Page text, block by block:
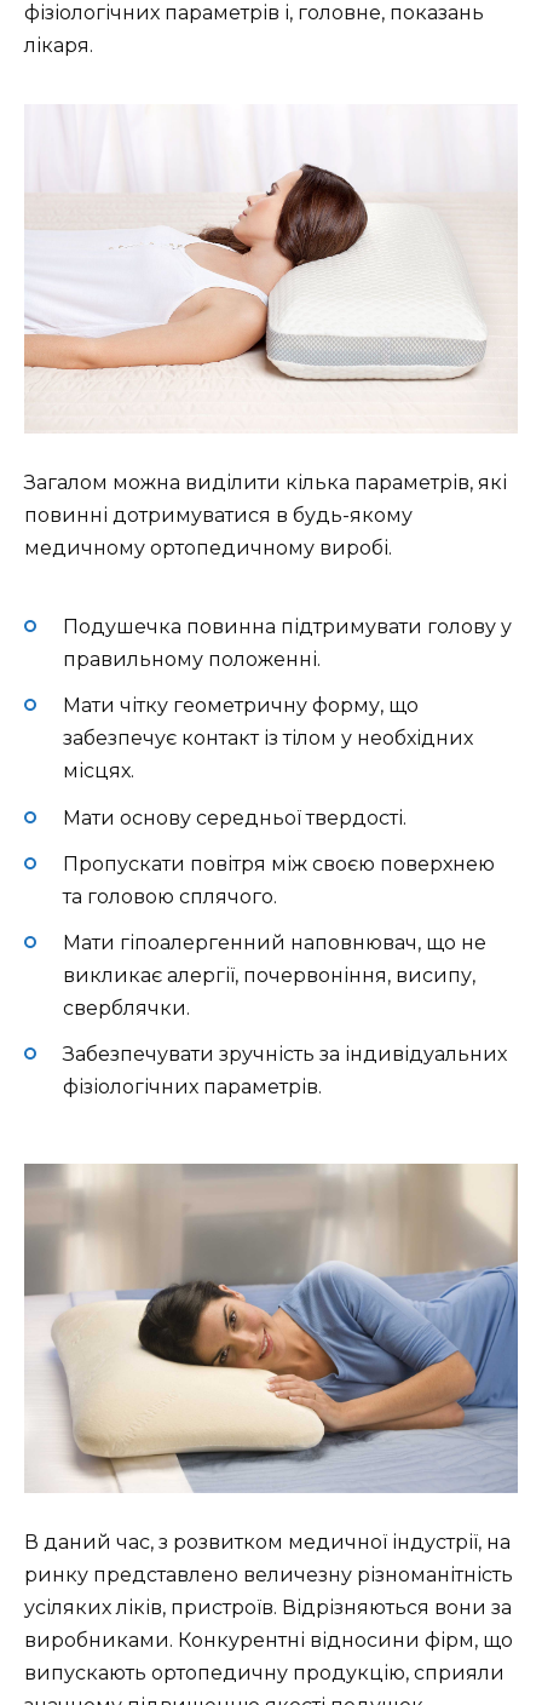
фізіологічних параметрів і, головне, показань
лікаря.
Загалом можна виділити кілька параметрів, які
повинні дотримуватися в будь-якому
медичному ортопедичному виробі.
Подушечка повинна підтримувати голову у
правильному положенні.
Мати чітку геометричну форму, що
забезпечує контакт із тілом у необхідних
місцях.
Мати основу середньої твердості.
Пропускати повітря між своєю поверхнею
та головою сплячого.
Мати гіпоалергенний наповнювач, що не
викликає алергії, почервоніння, висипу,
сверблячки.
Забезпечувати зручність за індивідуальних
фізіологічних параметрів.
В даний час, з розвитком медичної індустрії, на
ринку представлено величезну різноманітність
усіляких ліків, пристроїв. Відрізняються вони за
виробниками. Конкурентні відносини фірм, що
випускають ортопедичну продукцію, сприяли